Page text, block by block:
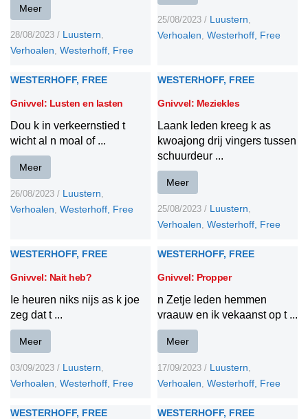
Meer
28/08/2023 / Luustern,
Verhoalen, Westerhoff, Free
25/08/2023 / Luustern,
Verhoalen, Westerhoff, Free
WESTERHOFF, FREE
Gnivvel: Lusten en lasten
Dou k in verkeernstied t
wicht al n moal of ...
Meer
26/08/2023 / Luustern,
Verhoalen, Westerhoff, Free
WESTERHOFF, FREE
Gnivvel: Meziekles
Laank leden kreeg k as
kwoajong drij vingers tussen
schuurdeur ...
Meer
25/08/2023 / Luustern,
Verhoalen, Westerhoff, Free
WESTERHOFF, FREE
Gnivvel: Nait heb?
Ie heuren niks nijs as k joe
zeg dat t ...
Meer
03/09/2023 / Luustern,
Verhoalen, Westerhoff, Free
WESTERHOFF, FREE
Gnivvel: Propper
n Zetje leden hemmen
vraauw en ik vekaanst op t ...
Meer
17/09/2023 / Luustern,
Verhoalen, Westerhoff, Free
WESTERHOFF, FREE WESTERHOFF, FREE